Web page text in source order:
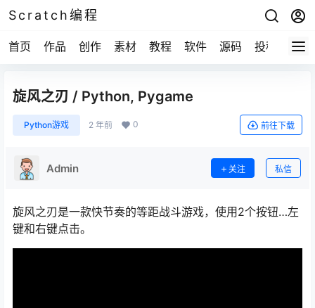
Scratch编程
首页 作品 创作 素材 教程 软件 源码 投稿 关于
旋风之刃 / Python, Pygame
Python游戏 2 年前 0 前往下载
Admin 关注 私信
旋风之刃是一款快节奏的等距战斗游戏，使用2个按钮…左
键和右键点击。